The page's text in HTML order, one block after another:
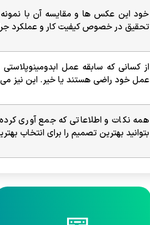
خود این عکس ها و مقایسه آن با نمونه
تحقیق در خصوص کیفیت کار و عملکرد
از کسانی که سابقه عمل
عمل خود راضی هستند یا خیر. این نیز می
همه نکات و اطلاعاتی که جمع آوری
بتوانید بهترین تصمیم را برای انتخاب